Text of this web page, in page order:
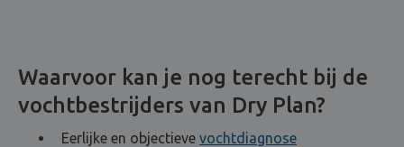
Waarvoor kan je nog terecht bij de
vochtbestrijders van Dry Plan?
Eerlijke en objectieve vochtdiagnose